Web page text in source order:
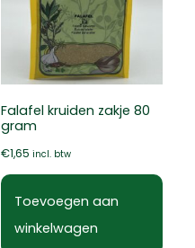
Falafel kruiden zakje 80
gram
€1,65 incl. btw
Toevoegen aan
winkelwagen